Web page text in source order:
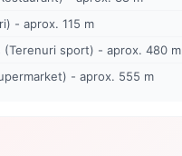
- aprox. 115 m
(Terenuri sport) - aprox. 480 m
- aprox. 555 m